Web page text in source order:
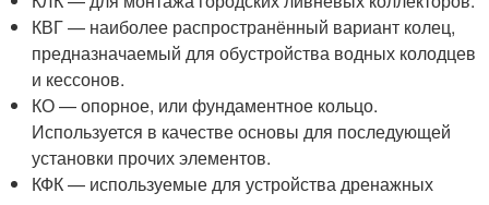
КВГ — наиболее распространённый вариант колец,
предназначаемый для обустройства водных колодцев
и кессонов.
КО — опорное, или фундаментное кольцо.
Используется в качестве основы для последующей
установки прочих элементов.
КФК — используемые для устройства дренажных